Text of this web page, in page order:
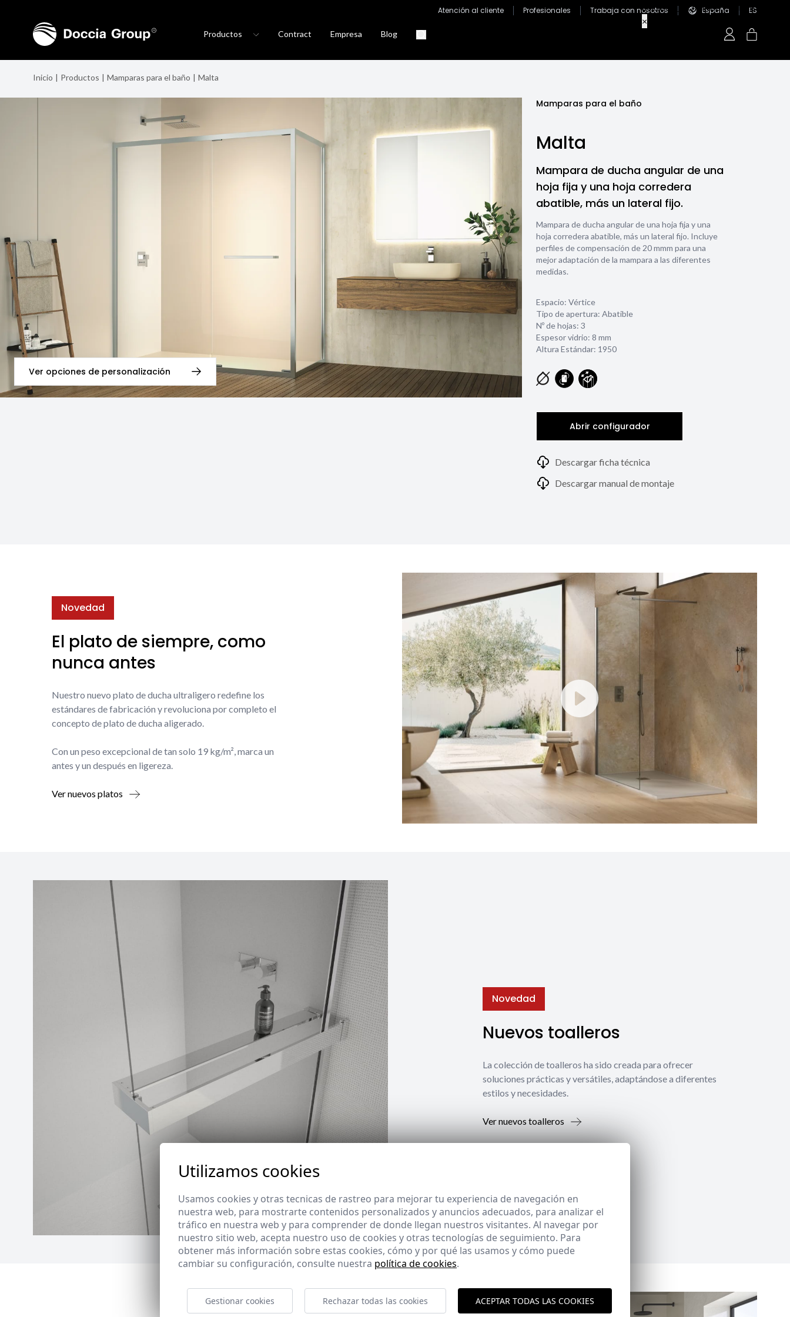
Atención al cliente Profesionales Trabaja con nosotros España ES
Productos Contract Empresa Blog
Inicio Productos Mamparas para el baño Malta
Ver opciones de personalización
Mamparas para el baño
Malta
Mampara de ducha angular de una
hoja fija y una hoja corredera
abatible, más un lateral fijo.
Mampara de ducha angular de una hoja fija y una
hoja corredera abatible, más un lateral fijo. Incluye
perfiles de compensación de 20 mmm para una
mejor adaptación de la mampara a las diferentes
medidas.
Espacio: Vértice
Tipo de apertura: Abatible
Nº de hojas: 3
Espesor vidrio: 8 mm
Altura Estándar: 1950
Abrir configurador
Descargar ficha técnica
Descargar manual de montaje
Novedad
El plato de siempre, como
nunca antes
Nuestro nuevo plato de ducha ultraligero redefine los
estándares de fabricación y revoluciona por completo el
concepto de plato de ducha aligerado.
Con un peso excepcional de tan solo 19 kg/m², marca un
antes y un después en ligereza.
Ver nuevos platos
Novedad
Nuevos toalleros
La colección de toalleros ha sido creada para ofrecer
soluciones prácticas y versátiles, adaptándose a diferentes
estilos y necesidades.
Ver nuevos toalleros
Utilizamos cookies
Usamos cookies y otras tecnicas de rastreo para mejorar tu experiencia de navegación en
nuestra web, para mostrarte contenidos personalizados y anuncios adecuados, para analizar el
tráfico en nuestra web y para comprender de donde llegan nuestros visitantes. Al navegar por
nuestro sitio web, acepta nuestro uso de cookies y otras tecnologías de seguimiento. Para
obtener más información sobre estas cookies, cómo y por qué las usamos y cómo puede
cambiar su configuración, consulte nuestra política de cookies.
Gestionar cookies Rechazar todas las cookies ACEPTAR TODAS LAS COOKIES